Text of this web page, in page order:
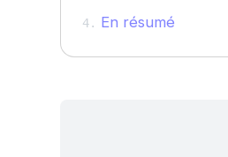
En résumé